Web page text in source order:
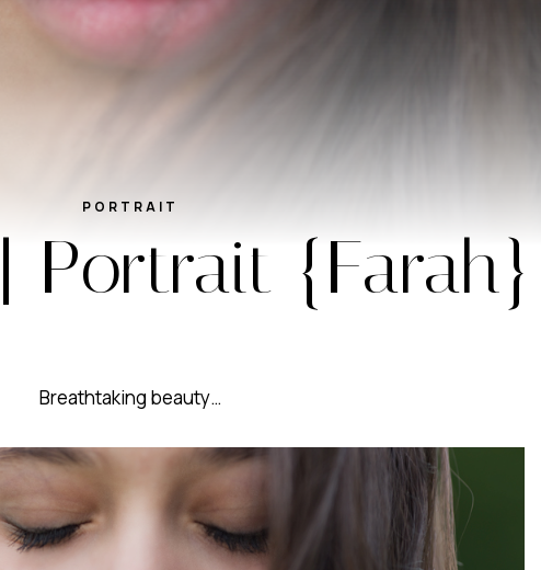
PORTRAIT
Portrait {Farah}
Breathtaking beauty…